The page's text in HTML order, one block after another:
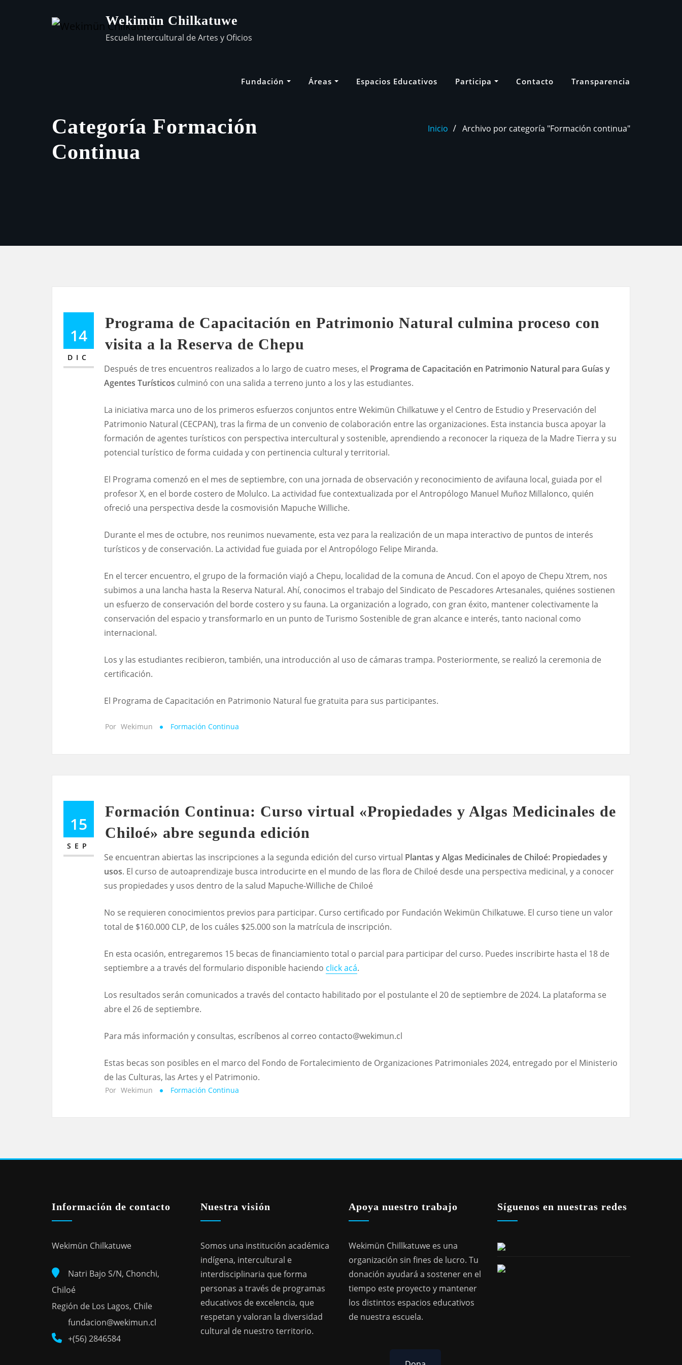
Wekimün Chilkatuwe
Escuela Intercultural de Artes y Oficios
Fundación Áreas Espacios Educativos Participa Contacto Transparencia
Categoría Formación
Continua
Inicio Archivo por categoría "Formación continua"
14
DIC
Programa de Capacitación en Patrimonio Natural culmina proceso con
visita a la Reserva de Chepu
Después de tres encuentros realizados a lo largo de cuatro meses, el Programa de Capacitación en Patrimonio Natural para Guías y
Agentes Turísticos culminó con una salida a terreno junto a los y las estudiantes.
La iniciativa marca uno de los primeros esfuerzos conjuntos entre Wekimün Chilkatuwe y el Centro de Estudio y Preservación del
Patrimonio Natural (CECPAN), tras la firma de un convenio de colaboración entre las organizaciones. Esta instancia busca apoyar la
formación de agentes turísticos con perspectiva intercultural y sostenible, aprendiendo a reconocer la riqueza de la Madre Tierra y su
potencial turístico de forma cuidada y con pertinencia cultural y territorial.
El Programa comenzó en el mes de septiembre, con una jornada de observación y reconocimiento de avifauna local, guiada por el
profesor X, en el borde costero de Molulco. La actividad fue contextualizada por el Antropólogo Manuel Muñoz Millalonco, quién
ofreció una perspectiva desde la cosmovisión Mapuche Williche.
Durante el mes de octubre, nos reunimos nuevamente, esta vez para la realización de un mapa interactivo de puntos de interés
turísticos y de conservación. La actividad fue guiada por el Antropólogo Felipe Miranda.
En el tercer encuentro, el grupo de la formación viajó a Chepu, localidad de la comuna de Ancud. Con el apoyo de Chepu Xtrem, nos
subimos a una lancha hasta la Reserva Natural. Ahí, conocimos el trabajo del Sindicato de Pescadores Artesanales, quiénes sostienen
un esfuerzo de conservación del borde costero y su fauna. La organización a logrado, con gran éxito, mantener colectivamente la
conservación del espacio y transformarlo en un punto de Turismo Sostenible de gran alcance e interés, tanto nacional como
internacional.
Los y las estudiantes recibieron, también, una introducción al uso de cámaras trampa. Posteriormente, se realizó la ceremonia de
certificación.
El Programa de Capacitación en Patrimonio Natural fue gratuita para sus participantes.
Por Wekimun Formación Continua
15
SEP
Formación Continua: Curso virtual «Propiedades y Algas Medicinales de
Chiloé» abre segunda edición
Se encuentran abiertas las inscripciones a la segunda edición del curso virtual Plantas y Algas Medicinales de Chiloé: Propiedades y
usos. El curso de autoaprendizaje busca introducirte en el mundo de las flora de Chiloé desde una perspectiva medicinal, y a conocer
sus propiedades y usos dentro de la salud Mapuche-Williche de Chiloé
No se requieren conocimientos previos para participar. Curso certificado por Fundación Wekimün Chilkatuwe. El curso tiene un valor
total de $160.000 CLP, de los cuáles $25.000 son la matrícula de inscripción.
En esta ocasión, entregaremos 15 becas de financiamiento total o parcial para participar del curso. Puedes inscribirte hasta el 18 de
septiembre a a través del formulario disponible haciendo click acá.
Los resultados serán comunicados a través del contacto habilitado por el postulante el 20 de septiembre de 2024. La plataforma se
abre el 26 de septiembre.
Para más información y consultas, escríbenos al correo contacto@wekimun.cl
Estas becas son posibles en el marco del Fondo de Fortalecimiento de Organizaciones Patrimoniales 2024, entregado por el Ministerio
de las Culturas, las Artes y el Patrimonio.
Por Wekimun Formación Continua
Información de contacto
Wekimün Chilkatuwe
Natri Bajo S/N, Chonchi,
Chiloé
Región de Los Lagos, Chile
fundacion@wekimun.cl
+(56) 2846584
Nuestra visión
Somos una institución académica
indígena, intercultural e
interdisciplinaria que forma
personas a través de programas
educativos de excelencia, que
respetan y valoran la diversidad
cultural de nuestro territorio.
Apoya nuestro trabajo
Wekimün Chillkatuwe es una
organización sin fines de lucro. Tu
donación ayudará a sostener en el
tiempo este proyecto y mantener
los distintos espacios educativos
de nuestra escuela.
Síguenos en nuestras redes